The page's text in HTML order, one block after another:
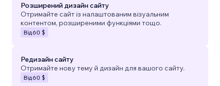
Розширений дизайн сайту
Отримайте сайт із налаштованим візуальним
контентом, розширеними функціями тощо.
Від 60 $
Редизайн сайту
Отримайте нову тему й дизайн для вашого сайту.
Від 60 $